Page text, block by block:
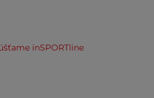
inSPORTline